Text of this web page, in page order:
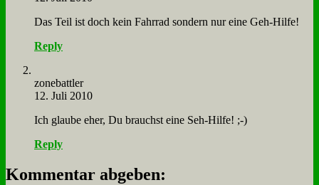
Das Teil ist doch kein Fahr­rad son­dern nur ei­ne Geh-Hil­fe!
Reply
zone­batt­ler
12. Juli 2010
Ich glau­be eher, Du brauchst ei­ne Seh-Hil­fe! ;-)
Reply
Kommentar abgeben: